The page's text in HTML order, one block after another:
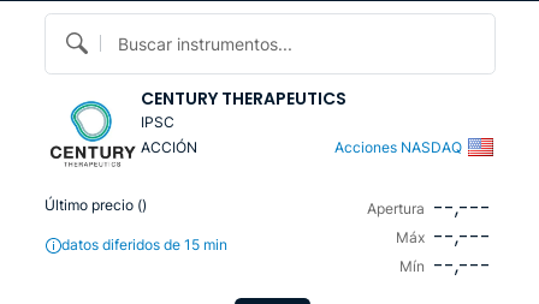
Buscar instrumentos...
CENTURY THERAPEUTICS
IPSC
ACCIÓN
Acciones NASDAQ
Último precio ()
datos diferidos de 15 min
Apertura --,---
Máx --,---
Mín --,---